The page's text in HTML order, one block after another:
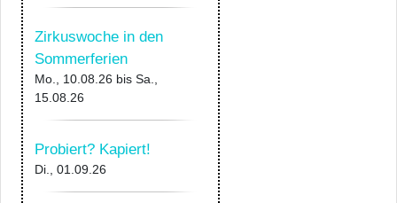
Zirkuswoche in den
Sommerferien
Mo., 10.08.26 bis Sa.,
15.08.26
Probiert? Kapiert!
Di., 01.09.26